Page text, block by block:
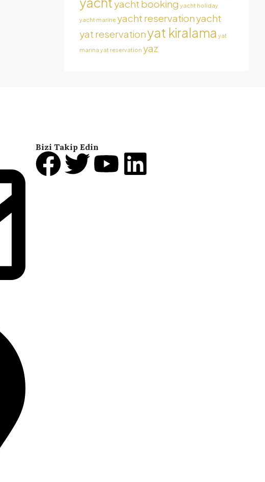
yacht booking yacht holiday
yacht marine yacht reservationyacht
yat reservationyat kiralama yat
marina yat reservation yaz
Bizi Takip Edin